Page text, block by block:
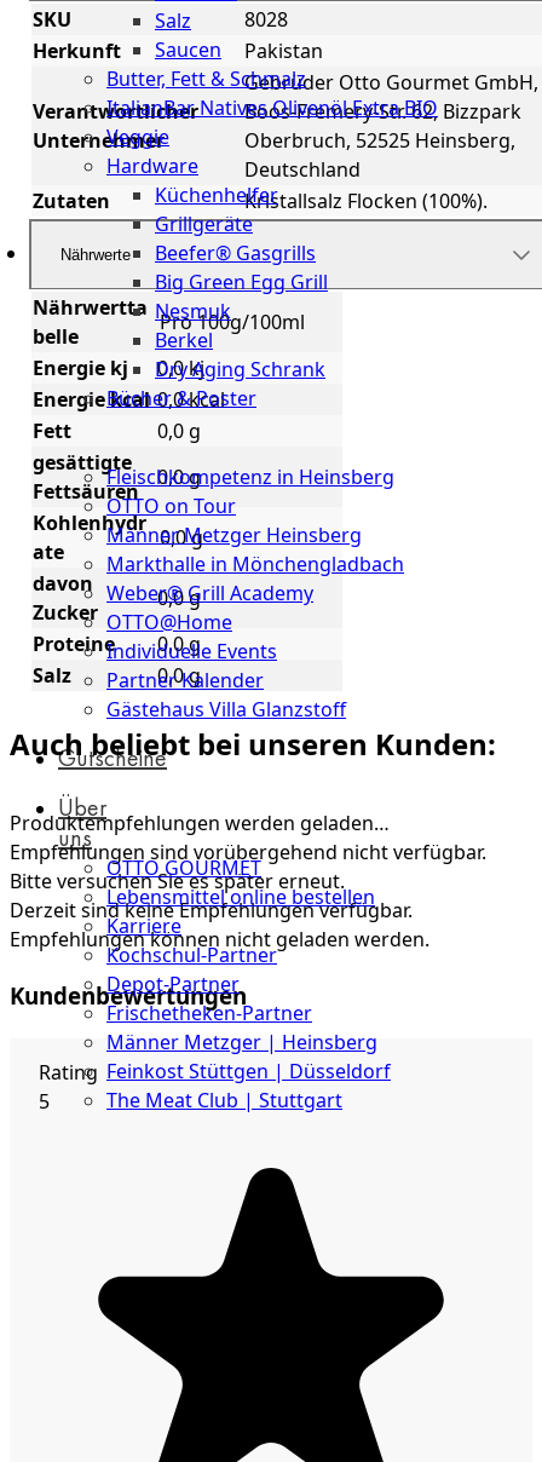
Salz
Saucen
Butter, Fett & Schmalz
ItalianBar Natives Olivenöl Extra BIO
Veggie
Hardware
Küchenhelfer
Grillgeräte
Beefer® Gasgrills
Big Green Egg Grill
Nesmuk
Berkel
Dry Aging Schrank
Bücher & Poster
Events
Fleischkompetenz in Heinsberg
OTTO on Tour
Männer Metzger Heinsberg
Markthalle in Mönchengladbach
Weber® Grill Academy
OTTO@Home
Individuelle Events
Partner Kalender
Gästehaus Villa Glanzstoff
Gutscheine
Über
uns
OTTO GOURMET
Lebensmittel online bestellen
Karriere
Kochschul-Partner
Depot-Partner
Frischetheken-Partner
Männer Metzger | Heinsberg
Feinkost Stüttgen | Düsseldorf
The Meat Club | Stuttgart
SKU
8028
Herkunft
Pakistan
Verantwortlicher
Unternehmer
Gebrüder Otto Gourmet GmbH,
Boos-Fremery-Str. 62, Bizzpark
Oberbruch, 52525 Heinsberg,
Deutschland
Zutaten
Kristallsalz Flocken (100%).
Nährwerte
Nährwertta
belle
Pro 100g/100ml
Energie kj
0,0 kj
Energie kcal 0,0 kcal
Fett
0,0 g
gesättigte
Fettsäuren
0,0 g
Kohlenhydr
ate
0,0 g
davon
Zucker
0,0 g
Proteine
0,0 g
Salz
0,0 g
Auch beliebt bei unseren Kunden:
Produktempfehlungen werden geladen…
Empfehlungen sind vorübergehend nicht verfügbar.
Bitte versuchen Sie es später erneut.
Derzeit sind keine Empfehlungen verfügbar.
Empfehlungen können nicht geladen werden.
Kundenbewertungen
Rating
5